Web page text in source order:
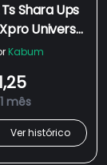
Shara Ups
Universal
12v 7ah E.
Kabum
mês
Ver histórico